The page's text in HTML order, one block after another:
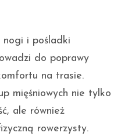
i pośladki
do poprawy
na trasie.
mięśniowych nie tylko
ale również
rowerzysty.